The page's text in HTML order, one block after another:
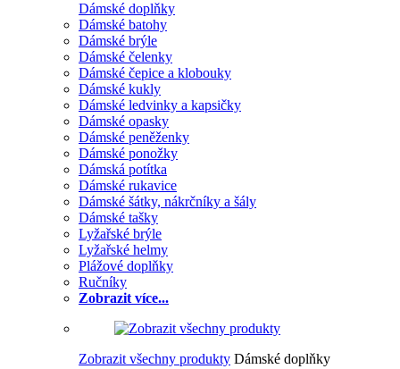
Dámské doplňky
Dámské batohy
Dámské brýle
Dámské čelenky
Dámské čepice a klobouky
Dámské kukly
Dámské ledvinky a kapsičky
Dámské opasky
Dámské peněženky
Dámské ponožky
Dámská potítka
Dámské rukavice
Dámské šátky, nákrčníky a šály
Dámské tašky
Lyžařské brýle
Lyžařské helmy
Plážové doplňky
Ručníky
Zobrazit více...
Zobrazit všechny produkty Dámské doplňky